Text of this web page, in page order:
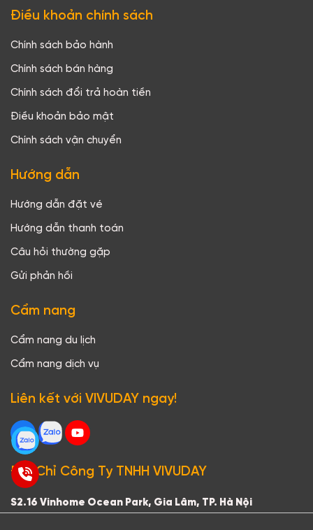
Điều khoản chính sách
Chính sách bảo hành
Chính sách bán hàng
Chính sách đổi trả hoàn tiền
Điều khoản bảo mật
Chính sách vận chuyển
Hướng dẫn
Hướng dẫn đặt vé
Hướng dẫn thanh toán
Câu hỏi thường gặp
Gửi phản hồi
Cẩm nang
Cẩm nang du lịch
Cẩm nang dịch vụ
Liên kết với VIVUDAY ngay!
Địa Chỉ Công Ty TNHH VIVUDAY
S2.16 Vinhome Ocean Park, Gia Lâm, TP. Hà Nội